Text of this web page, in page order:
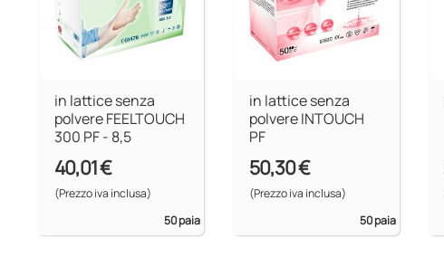
in lattice senza
polvere FEELTOUCH
300 PF - 8,5
40,01 €
(Prezzo iva inclusa)
50 paia
in lattice senza
polvere INTOUCH
PF
50,30 €
(Prezzo iva inclusa)
50 paia